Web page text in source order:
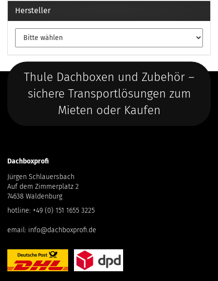
Hersteller
Thule Dachboxen und Zubehör –
sichere Transportlösungen zum
Mieten oder Kaufen
Dachboxprofi
Jürgen Schlauersbach
Auf dem Zimmerplatz 2
74638 Waldenburg
hotline: +49 (0) 151 1655 3225
email: info@dachboxprofi.de